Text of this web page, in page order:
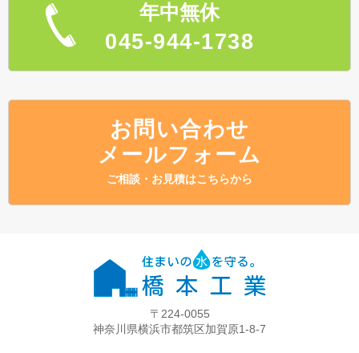
年中無休
045-944-1738
お問い合わせ
メールフォーム
ご相談・お見積はこちらから
〒224-0055
神奈川県横浜市都筑区加賀原1-8-7